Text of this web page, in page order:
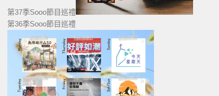
第37季Sooo節目巡禮
第36季Sooo節目巡禮